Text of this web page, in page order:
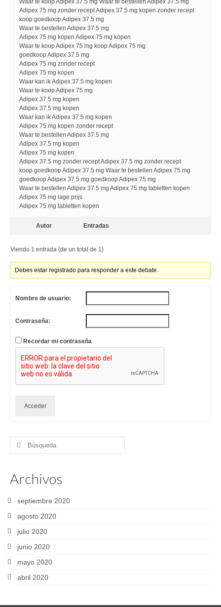
Waar te koop Adipex 37.5 mg Waar te bestellen Adipex 37.5 mg
Adipex 75 mg zonder recept Adipex 37.5 mg kopen zonder recept
koop goedkoop Adipex 37.5 mg
Waar te bestellen Adipex 37.5 mg
Adipex 75 mg kopen Adipex 75 mg kopen
Waar te koop Adipex 75 mg koop Adipex 75 mg
goedkoop Adipex 37.5 mg
Adipex 75 mg zonder recept
Adipex 75 mg kopen
Waar kan ik Adipex 37.5 mg kopen
Waar te koop Adipex 75 mg
Adipex 37.5 mg kopen
Adipex 37.5 mg kopen
Waar kan ik Adipex 37.5 mg kopen
Adipex 75 mg kopen zonder recept
Waar te bestellen Adipex 37.5 mg
Adipex 37.5 mg kopen
Adipex 75 mg kopen
Adipex 37.5 mg zonder recept Adipex 37.5 mg zonder recept
koop goedkoop Adipex 37.5 mg Waar te bestellen Adipex 75 mg
goedkoop Adipex 37.5 mg goedkoop Adipex 75 mg
Waar te bestellen Adipex 37.5 mg Adipex 75 mg tabletten kopen
Adipex 75 mg lage prijs
Adipex 75 mg tabletten kopen
Autor Entradas
Viendo 1 entrada (de un total de 1)
Debes estar registrado para responder a este debate.
Nombre de usuario:
Contraseña:
Recordar mi contraseña
Acceder
Buscar
Archivos
septiembre 2020
agosto 2020
julio 2020
junio 2020
mayo 2020
abril 2020